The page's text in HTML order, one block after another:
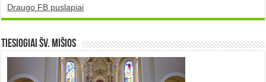
Draugo FB puslapiai
TIESIOGIAI šv. MIŠIOS